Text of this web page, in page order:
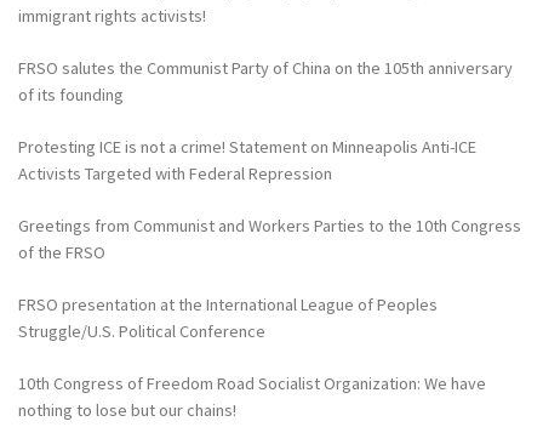
immigrant rights activists!
FRSO salutes the Communist Party of China on the 105th anniversary
of its founding
Protesting ICE is not a crime! Statement on Minneapolis Anti-ICE
Activists Targeted with Federal Repression
Greetings from Communist and Workers Parties to the 10th Congress
of the FRSO
FRSO presentation at the International League of Peoples
Struggle/U.S. Political Conference
10th Congress of Freedom Road Socialist Organization: We have
nothing to lose but our chains!